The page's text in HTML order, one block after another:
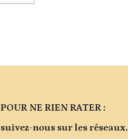
POUR NE RIEN RATER :
suivez-nous sur les réseaux.